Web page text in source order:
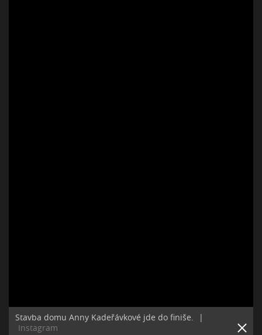
Stavba domu Anny Kadeřávkové jde do finiše.
|
Instagram